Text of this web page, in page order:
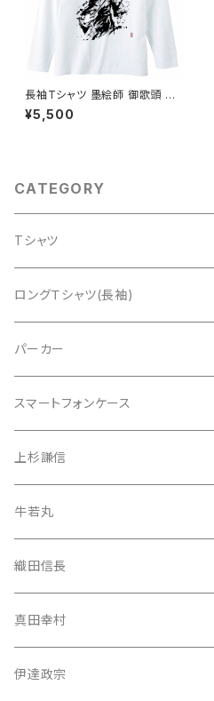
長袖Tシャツ 墨絵師 御歌頭 デ
ザイン 牛若丸 戦国武将 白 ロ
ンT 半袖 おすすめ かっこいい
¥5,500
CATEGORY
Tシャツ
真田幸村
伊達政宗
織田信長
上杉謙信
牛若丸（源義経）
武蔵坊弁慶
ロングＴシャツ(長袖)
上杉謙信
牛若丸
織田信長
真田幸村
伊達政宗
武蔵坊弁慶
パーカー
スマートフォンケース
iPhone 13 Pro Max
iPhone 13 Pro
iPhone 13 mini
iPhone 13
iPhone 12 Pro Max
上杉謙信
牛若丸
織田信長
真田幸村
伊達政宗